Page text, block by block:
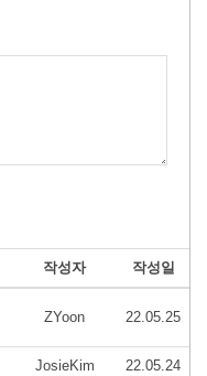
작성자 작성일
ZYoon 22.05.25
JosieKim 22.05.24